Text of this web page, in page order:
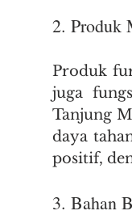
2. Produk
Produk
juga
Tanjung
daya
positif,
3. Bahan